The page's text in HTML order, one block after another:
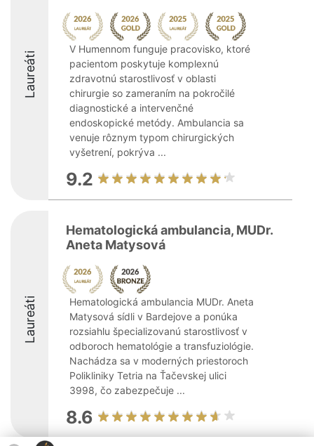
Laureáti
V Humennom funguje pracovisko, ktoré
pacientom poskytuje komplexnú
zdravotnú starostlivosť v oblasti
chirurgie so zameraním na pokročilé
diagnostické a intervenčné
endoskopické metódy. Ambulancia sa
venuje rôznym typom chirurgických
vyšetrení, pokrýva ...
9.2
Laureáti
Hematologická ambulancia, MUDr.
Aneta Matysová
Hematologická ambulancia MUDr. Aneta
Matysová sídli v Bardejove a ponúka
rozsiahlu špecializovanú starostlivosť v
odboroch hematológie a transfuziológie.
Nachádza sa v moderných priestoroch
Polikliniky Tetria na Ťačevskej ulici
3998, čo zabezpečuje ...
8.6